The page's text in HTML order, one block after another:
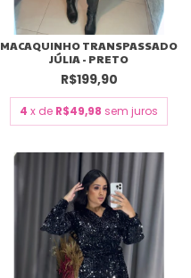
MACAQUINHO TRANSPASSADO
JÚLIA - PRETO
R$199,90
4 x de R$49,98 sem juros